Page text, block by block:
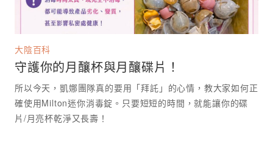
大陰百科
守護你的月釀杯與月釀碟片！
所以今天，凱娜團隊真的要用「拜託」的心情，教大家如何正
確使用Milton迷你消毒錠。只要短短的時間，就能讓你的碟